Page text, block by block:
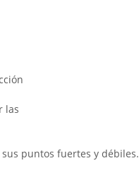
las
puntos fuertes y débiles.